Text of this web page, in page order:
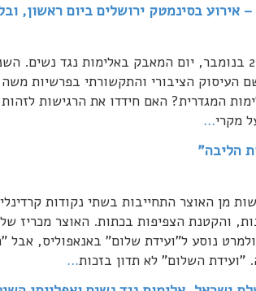
אירוע בסינמטק ירושלים ביום ראשון,
כמו כל שנה מגיע ה-25 בנומבר, יום המאבק באלימות
העיסוק הציבורי והתקשורתי בפרשיות
המגדרית? האם חידדו את הרגישות
מקרי…
הליבה"
מן האוצר התחייבות בשתי נקודות
והקטנת הצפיפות בכתות. האוצר מכריז
נוסע ל"ועידת שלום" באנאפוליס,
"ועידת השלום" לא תדון בזכות…